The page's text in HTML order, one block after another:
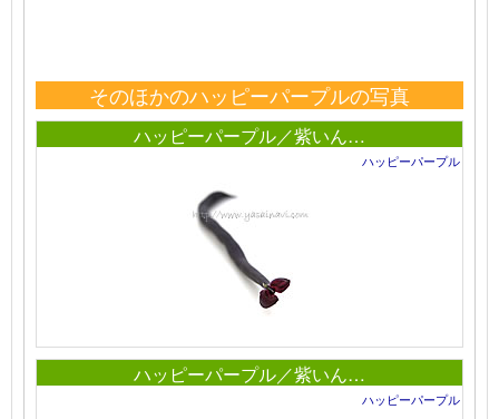
そのほかのハッピーパープルの写真
ハッピーパープル／紫いん…
ハッピーパープル
ハッピーパープル／紫いん…
ハッピーパープル